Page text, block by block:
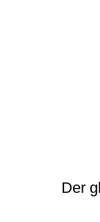
Der